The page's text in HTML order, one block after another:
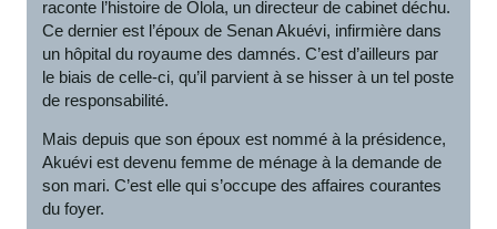
raconte l’histoire de Olola, un directeur de cabinet déchu.
Ce dernier est l’époux de Senan Akuévi, infirmière dans
un hôpital du royaume des damnés. C’est d’ailleurs par
le biais de celle-ci, qu’il parvient à se hisser à un tel poste
de responsabilité.
Mais depuis que son époux est nommé à la présidence,
Akuévi est devenu femme de ménage à la demande de
son mari. C’est elle qui s’occupe des affaires courantes
du foyer.